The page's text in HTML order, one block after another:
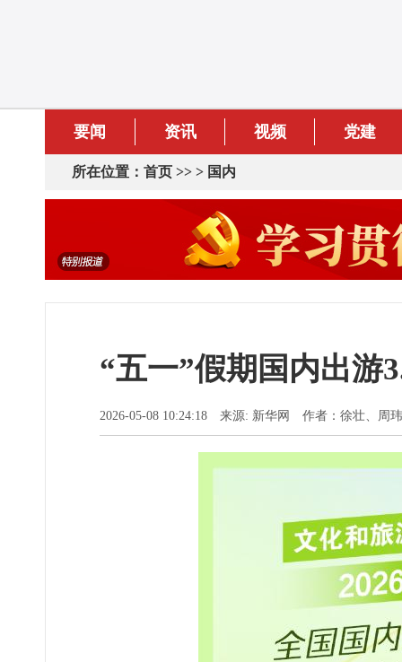
要闻 资讯 视频 党建
所在位置： 首页 >> > 国内
“五一”假期国内出游
2026-05-08 10:24:18 来源: 新华网 作者：徐壮、周玮